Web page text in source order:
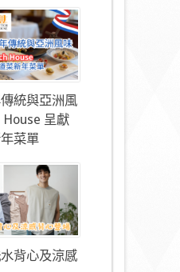
統與亞洲風
呈獻
菜單
背心及涼感